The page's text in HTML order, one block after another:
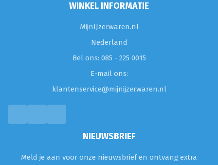
WINKEL INFORMATIE
MijnIJzerwaren.nl
Nederland
Bel ons: 085 - 225 0015
E-mail ons:
klantenservice@mijnijzerwaren.nl
NIEUWSBRIEF
Meld je aan voor onze nieuwsbrief en ontvang extra